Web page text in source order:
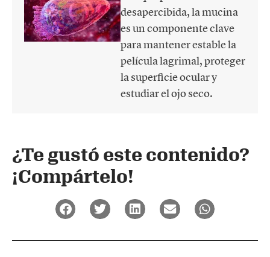
desapercibida, la mucina
es un componente clave
para mantener estable la
película lagrimal, proteger
la superficie ocular y
estudiar el ojo seco.
¿Te gustó este contenido?
¡Compártelo!